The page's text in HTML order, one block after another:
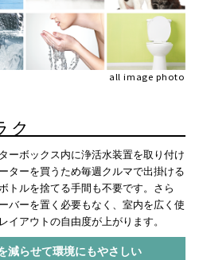
all image photo
ク
ーボックス内に浄活水装置を取り付け
ターを買うため毎週クルマで出掛ける
トルを捨てる手間も不要です。さら
バーを置く必要もなく、室内を広く使
イアウトの自由度が上がります。
減らせて環境にもやさしい